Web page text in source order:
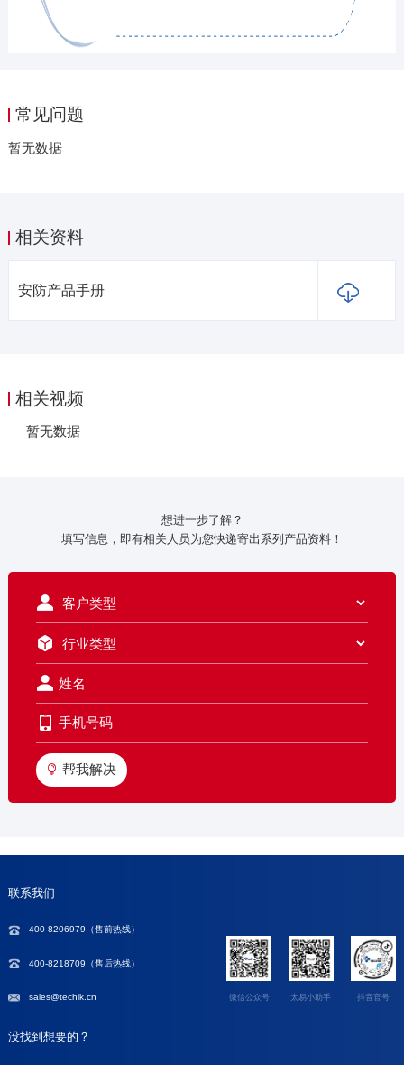
常见问题
暂无数据
相关资料
安防产品手册
相关视频
暂无数据
想进一步了解？
填写信息，即有相关人员为您快递寄出系列产品资料！
帮我解决
联系我们
400-8206979（售前热线）
400-8218709（售后热线）
sales@techik.cn 微信公众号 太易小助手 抖音官号
没找到想要的？